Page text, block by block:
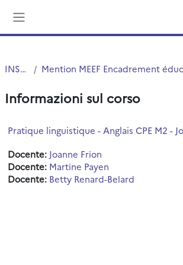
INSPE
Informazioni sul corso
Pratique linguistique - Anglais CPE M2 -
Docente: Joanne Frion
Docente: Martine Payen
Docente: Betty Renard-Belard